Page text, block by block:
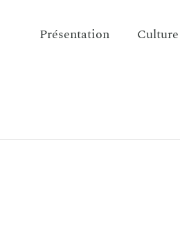
Présentation Culture